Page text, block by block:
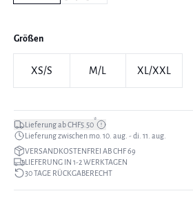
Größen
XS/S M/L XL/XXL
Lieferung ab CHF5.50*
Lieferung zwischen mo. 10. aug. - di. 11. aug.
VERSANDKOSTENFREI AB CHF 69
LIEFERUNG IN 1-2 WERKTAGEN
30 TAGE RÜCKGABERECHT